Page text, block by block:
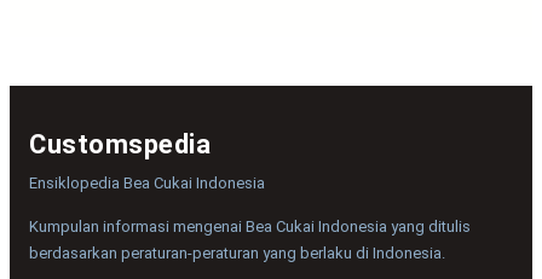
Customspedia
Ensiklopedia Bea Cukai Indonesia
Kumpulan informasi mengenai Bea Cukai Indonesia yang ditulis
berdasarkan peraturan-peraturan yang berlaku di Indonesia.